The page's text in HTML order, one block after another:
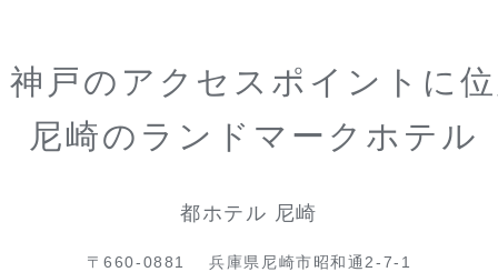
神戸のアクセスポイントに
尼崎のランドマークホテル
都ホテル 尼崎
〒660-0881
兵庫県尼崎市昭和通2-7-1